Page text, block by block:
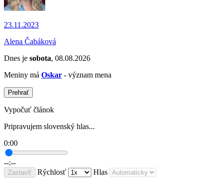
23.11.2023
Alena Čabáková
Dnes je sobota, 08.08.2026
Meniny má Oskar - význam mena
Prehrať
Vypočuť článok
Pripravujem slovenský hlas...
0:00
--:--
Zastaviť Rýchlosť Hlas